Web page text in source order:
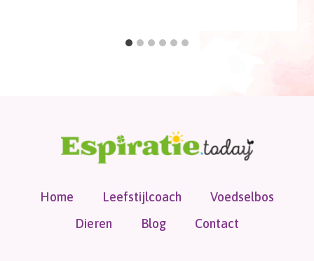
Home Leefstijlcoach
Voedselbos
Dieren
Blog Contact